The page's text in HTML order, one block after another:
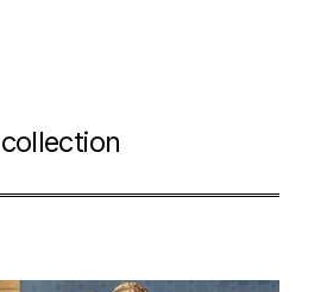
collection